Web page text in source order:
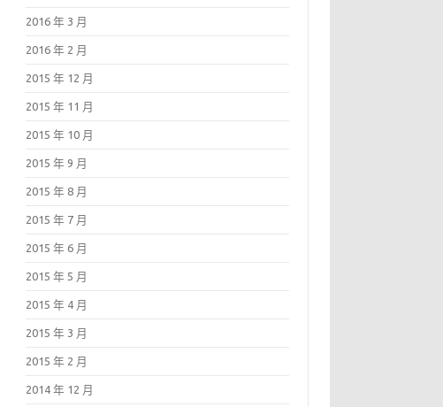
2016 年 3 月
2016 年 2 月
2015 年 12 月
2015 年 11 月
2015 年 10 月
2015 年 9 月
2015 年 8 月
2015 年 7 月
2015 年 6 月
2015 年 5 月
2015 年 4 月
2015 年 3 月
2015 年 2 月
2014 年 12 月